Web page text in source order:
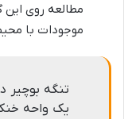
مطالعه روی این
موجودات با
تنگه بوچیر
یک واحه